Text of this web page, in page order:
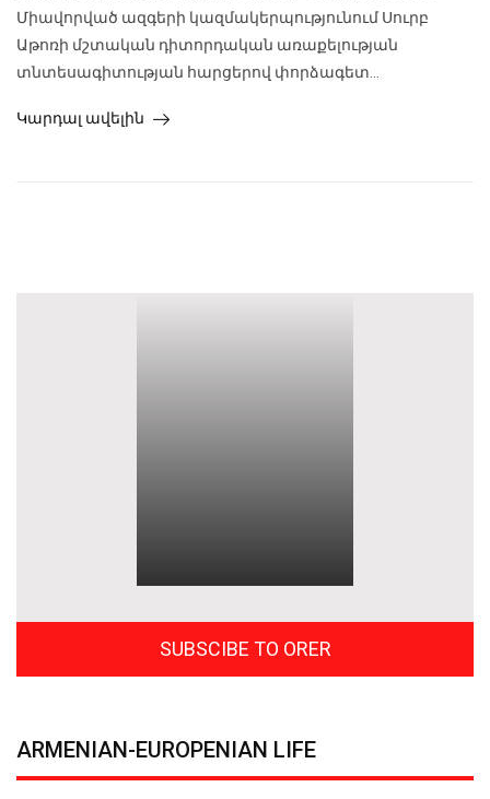
Միավորված ազգերի կազմակերպությունում Սուրբ
Աթոռի մշտական դիտորդական առաքելության
տնտեսագիտության հարցերով փորձագետ...
Կարդալ ավելին
SUBSCIBE TO ORER
ARMENIAN-EUROPENIAN LIFE